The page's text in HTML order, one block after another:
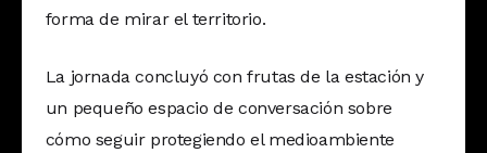
forma de mirar el territorio.
La jornada concluyó con frutas de la estación y
un pequeño espacio de conversación sobre
cómo seguir protegiendo el medioambiente